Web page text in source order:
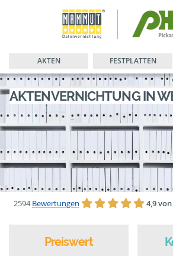
AKTEN FESTPLATTEN
AKTENVERNICHTUNG IN
2594Bewertungen 4,9
Preiswert